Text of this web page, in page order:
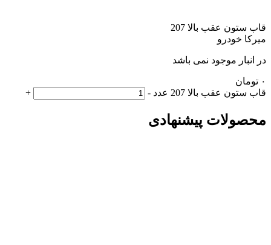
قاب ستون عقب بالا 207
میرکا خودرو
در انبار موجود نمی باشد
۰ تومان
قاب ستون عقب بالا 207 عدد
-
+
محصولات پیشنهادی